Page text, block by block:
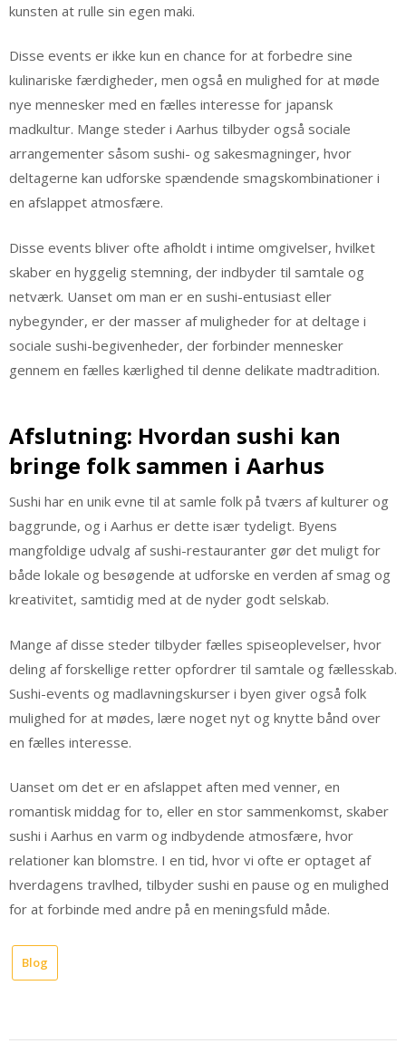
kunsten at rulle sin egen maki.
Disse events er ikke kun en chance for at forbedre sine
kulinariske færdigheder, men også en mulighed for at møde
nye mennesker med en fælles interesse for japansk
madkultur. Mange steder i Aarhus tilbyder også sociale
arrangementer såsom sushi- og sakesmagninger, hvor
deltagerne kan udforske spændende smagskombinationer i
en afslappet atmosfære.
Disse events bliver ofte afholdt i intime omgivelser, hvilket
skaber en hyggelig stemning, der indbyder til samtale og
netværk. Uanset om man er en sushi-entusiast eller
nybegynder, er der masser af muligheder for at deltage i
sociale sushi-begivenheder, der forbinder mennesker
gennem en fælles kærlighed til denne delikate madtradition.
Afslutning: Hvordan sushi kan
bringe folk sammen i Aarhus
Sushi har en unik evne til at samle folk på tværs af kulturer og
baggrunde, og i Aarhus er dette især tydeligt. Byens
mangfoldige udvalg af sushi-restauranter gør det muligt for
både lokale og besøgende at udforske en verden af smag og
kreativitet, samtidig med at de nyder godt selskab.
Mange af disse steder tilbyder fælles spiseoplevelser, hvor
deling af forskellige retter opfordrer til samtale og fællesskab.
Sushi-events og madlavningskurser i byen giver også folk
mulighed for at mødes, lære noget nyt og knytte bånd over
en fælles interesse.
Uanset om det er en afslappet aften med venner, en
romantisk middag for to, eller en stor sammenkomst, skaber
sushi i Aarhus en varm og indbydende atmosfære, hvor
relationer kan blomstre. I en tid, hvor vi ofte er optaget af
hverdagens travlhed, tilbyder sushi en pause og en mulighed
for at forbinde med andre på en meningsfuld måde.
Blog